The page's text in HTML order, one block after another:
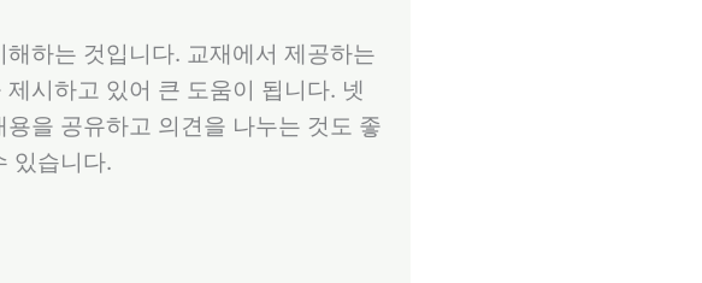
하는 것입니다. 교재에서 제공하는
시하고 있어 큰 도움이 됩니다. 넷
을 공유하고 의견을 나누는 것도 좋
있습니다.